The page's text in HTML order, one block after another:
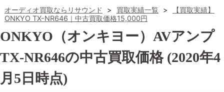
オーディオ買取ならリサウンド > 買取実績一覧 >
【買取実績】
ONKYO TX-NR646｜中古買取価格15,000円
ONKYO（オンキヨー）AVアンプ
TX-NR646の中古買取価格 (2020年4
月5日時点)